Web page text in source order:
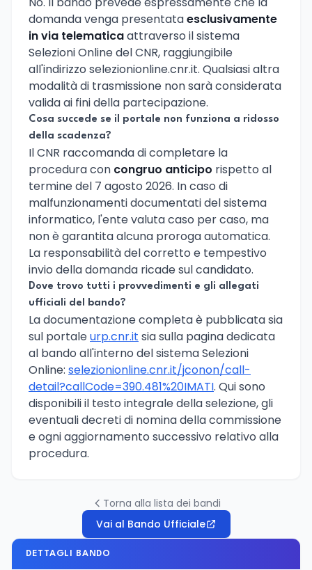
domanda venga presentataesclusivamente
in via telematicaattraverso il sistema
Selezioni Online del CNR, raggiungibile
all'indirizzo selezionionline.cnr.it. Qualsiasi altra
modalità di trasmissione non sarà considerata
valida ai fini della partecipazione.
Cosa succede se il portale non funziona a ridosso
della scadenza?
Il CNR raccomanda di completare la
procedura con congruo anticipo rispetto al
termine del 7 agosto 2026. In caso di
malfunzionamenti documentati del sistema
informatico, l'ente valuta caso per caso, ma
non è garantita alcuna proroga automatica.
La responsabilità del corretto e tempestivo
invio della domanda ricade sul candidato.
Dove trovo tutti i provvedimenti e gli allegati
ufficiali del bando?
La documentazione completa è pubblicata sia
sul portaleurp.cnr.it sia sulla pagina dedicata
al bando all'interno del sistema Selezioni
Online: selezionionline.cnr.it/jconon/call-
detail?callCode=390.481%20IMATI. Qui sono
disponibili il testo integrale della selezione, gli
eventuali decreti di nomina della commissione
e ogni aggiornamento successivo relativo alla
procedura.
Torna alla lista dei bandi
Vai al Bando Ufficiale
DETTAGLI BANDO